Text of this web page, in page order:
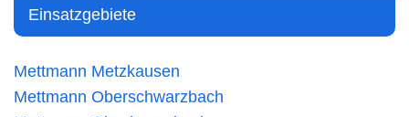
Einsatzgebiete
Mettmann Metzkausen
Mettmann Oberschwarzbach